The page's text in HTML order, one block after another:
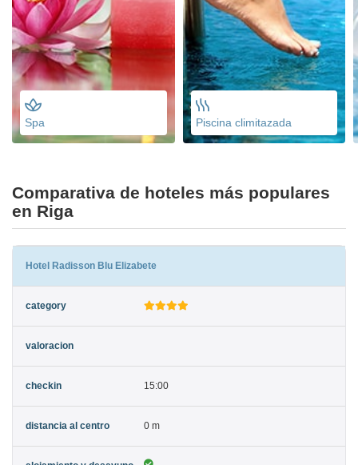
Spa Piscina climitazada
Comparativa de hoteles más populares
en Riga
Hotel Radisson Blu Elizabete
15:00
0 m